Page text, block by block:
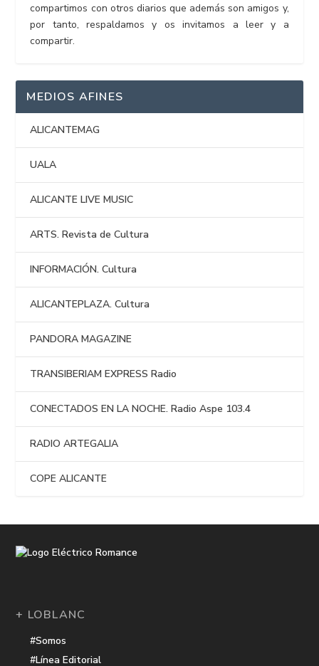
compartimos con otros diarios que además son amigos y,
por tanto, respaldamos y os invitamos a leer y a
compartir.
MEDIOS AFINES
ALICANTEMAG
UALA
ALICANTE LIVE MUSIC
ARTS. Revista de Cultura
INFORMACIÓN. Cultura
ALICANTEPLAZA. Cultura
PANDORA MAGAZINE
TRANSIBERIAM EXPRESS Radio
CONECTADOS EN LA NOCHE. Radio Aspe 103.4
RADIO ARTEGALIA
COPE ALICANTE
+ LOBLANC
#Somos
#Línea Editorial